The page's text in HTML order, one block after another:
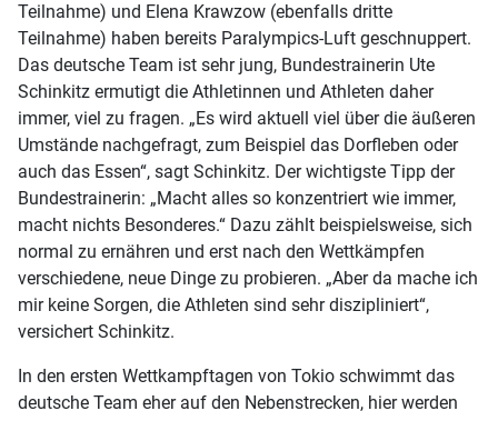
Teilnahme) und Elena Krawzow (ebenfalls dritte
Teilnahme) haben bereits Paralympics-Luft geschnuppert.
Das deutsche Team ist sehr jung, Bundestrainerin Ute
Schinkitz ermutigt die Athletinnen und Athleten daher
immer, viel zu fragen. „Es wird aktuell viel über die äußeren
Umstände nachgefragt, zum Beispiel das Dorfleben oder
auch das Essen“, sagt Schinkitz. Der wichtigste Tipp der
Bundestrainerin: „Macht alles so konzentriert wie immer,
macht nichts Besonderes.“ Dazu zählt beispielsweise, sich
normal zu ernähren und erst nach den Wettkämpfen
verschiedene, neue Dinge zu probieren. „Aber da mache ich
mir keine Sorgen, die Athleten sind sehr diszipliniert“,
versichert Schinkitz.
In den ersten Wettkampftagen von Tokio schwimmt das
deutsche Team eher auf den Nebenstrecken, hier werden